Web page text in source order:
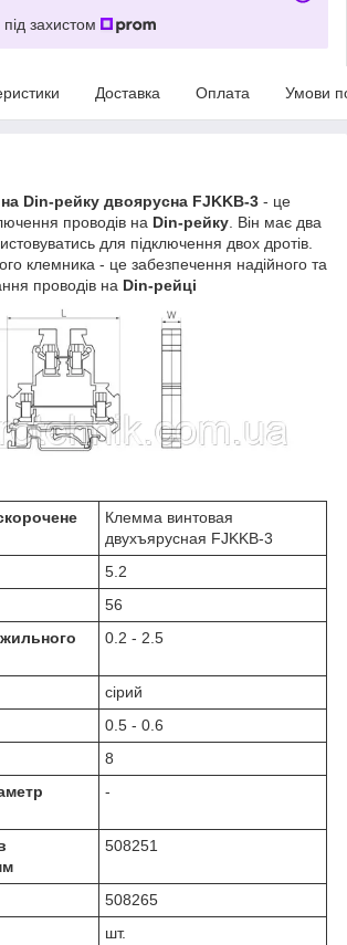
захистом
Доставка Оплата Умови
Din-рейку двоярусна FJKKB-3 - це
проводів на Din-рейку . Він має два
для підключення двох дротів.
клемника - це забезпечення надійного та
проводів на Din-рейці
Клемма винтовая
двухъярусная FJKKB-3
5.2
56
0.2 - 2.5
сірий
0.5 - 0.6
8
-
508251
508265
шт.